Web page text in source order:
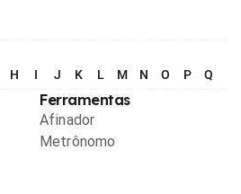
H I J K L M N O P Q
Ferramentas
Afinador
Metrônomo